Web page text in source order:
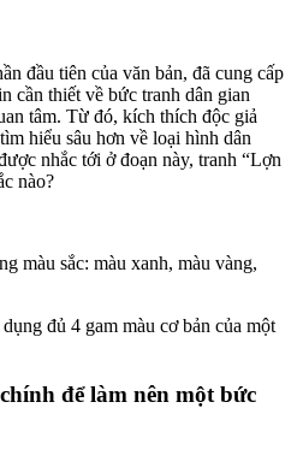
đầu tiên của văn bản, đã cung cấp
cần thiết về bức tranh dân gian
tâm. Từ đó, kích thích độc giả
hiểu sâu hơn về loại hình dân
nhắc tới ở đoạn này, tranh “Lợn
nào?
màu sắc: màu xanh, màu vàng,
đủ 4 gam màu cơ bản của một
để làm nên một bức